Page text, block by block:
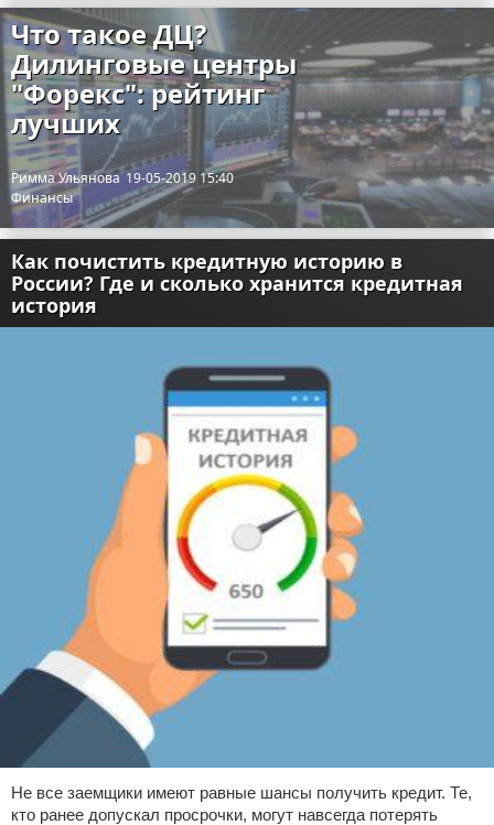
Что такое ДЦ?
Дилинговые центры
"Форекс": рейтинг
лучших
Римма Ульянова 19-05-2019 15:40
Финансы
Как почистить кредитную историю в
России? Где и сколько хранится кредитная
история
Не все заемщики имеют равные шансы получить кредит. Те,
кто ранее допускал просрочки, могут навсегда потерять